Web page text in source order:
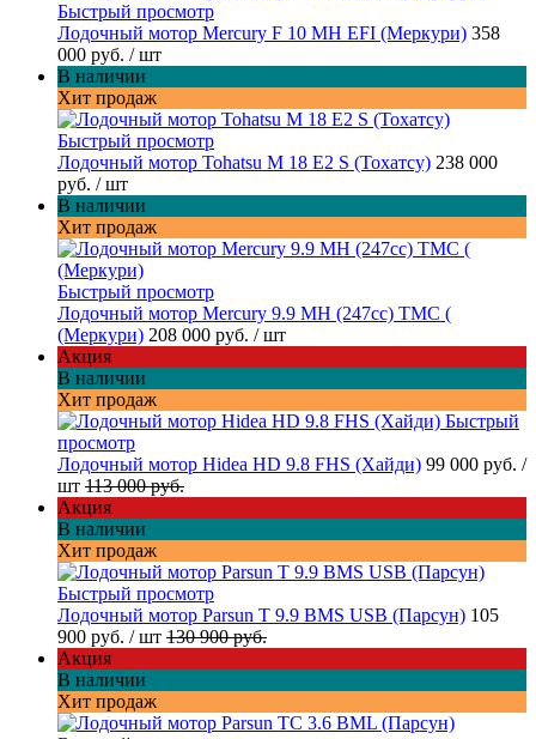
Быстрый просмотр
Лодочный мотор Mercury F 10 MH EFI (Меркури) 358
000 руб. / шт
В наличии
Хит продаж
Быстрый просмотр
Лодочный мотор Tohatsu M 18 E2 S (Тохатсу) 238 000
руб. / шт
В наличии
Хит продаж
Быстрый просмотр
Лодочный мотор Mercury 9.9 МН (247cc) TMC (
(Меркури) 208 000 руб. / шт
Акция
В наличии
Хит продаж
Быстрый
просмотр
Лодочный мотор Hidea HD 9.8 FHS (Хайди) 99 000 руб. /
шт 113 000 руб.
Акция
В наличии
Хит продаж
Быстрый просмотр
Лодочный мотор Parsun T 9.9 BMS USB (Парсун) 105
900 руб. / шт 130 900 руб.
Акция
В наличии
Хит продаж